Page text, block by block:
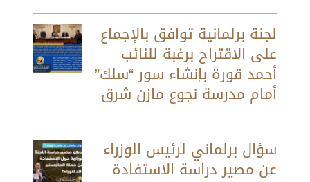
لجنة برلمانية توافق بالإجماع
على الاقتراح برغبة للنائب
أحمد قورة بإنشاء سور “سلك”
أمام مدرسة نجوع مازن شرق
سؤال برلماني لرئيس الوزراء
عن مصير دراسة الاستفادة